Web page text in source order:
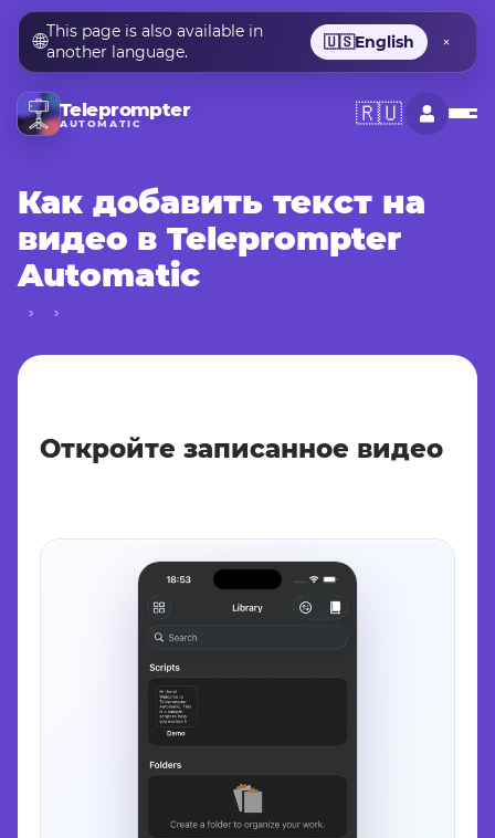
🌐This page is also available in
another language.
🇺🇸English ×
Teleprompter
AUTOMATIC 🇷🇺
Как добавить текст на
видео в Teleprompter
Automatic
Откройте записанное видео